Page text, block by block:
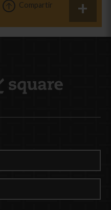
Compartir